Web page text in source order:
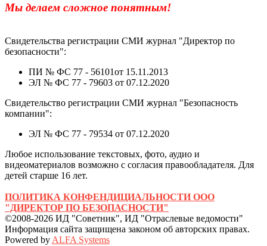
Мы делаем сложное понятным!
Свидетельства регистрации СМИ журнал "Директор по
безопасности":
ПИ № ФС 77 - 56101от 15.11.2013
ЭЛ № ФС 77 - 79603 от 07.12.2020
Свидетельство регистрации СМИ журнал "Безопасность
компании":
ЭЛ № ФС 77 - 79534 от 07.12.2020
Любое использование текстовых, фото, аудио и
видеоматериалов возможно с согласия правообладателя. Для
детей старше 16 лет.
ПОЛИТИКА КОНФЕНДИЦИАЛЬНОСТИ ООО
"ДИРЕКТОР ПО БЕЗОПАСНОСТИ"
©2008-2026 ИД "Советник", ИД "Отраслевые ведомости"
Информация сайта защищена законом об авторских правах.
Powered by ALFA Systems